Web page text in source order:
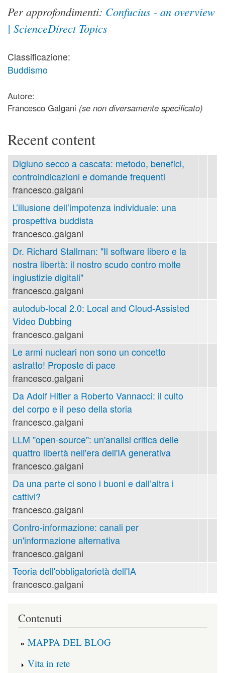
Per approfondimenti: Confucius - an overview
| ScienceDirect Topics
Classificazione:
Buddismo
Autore:
Francesco Galgani (se non diversamente specificato)
Recent content
Digiuno secco a cascata: metodo, benefici,
controindicazioni e domande frequenti
francesco.galgani
L’illusione dell’impotenza individuale: una
prospettiva buddista
francesco.galgani
Dr. Richard Stallman: "Il software libero e la
nostra libertà: il nostro scudo contro molte
ingiustizie digitali"
francesco.galgani
autodub-local 2.0: Local and Cloud-Assisted
Video Dubbing
francesco.galgani
Le armi nucleari non sono un concetto
astratto! Proposte di pace
francesco.galgani
Da Adolf Hitler a Roberto Vannacci: il culto
del corpo e il peso della storia
francesco.galgani
LLM "open-source": un'analisi critica delle
quattro libertà nell'era dell'IA generativa
francesco.galgani
Da una parte ci sono i buoni e dall’altra i
cattivi?
francesco.galgani
Contro-informazione: canali per
un'informazione alternativa
francesco.galgani
Teoria dell'obbligatorietà dell'IA
francesco.galgani
Contenuti
MAPPA DEL BLOG
Vita in rete